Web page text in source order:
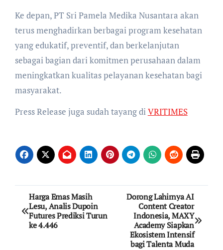
Ke depan, PT Sri Pamela Medika Nusantara akan
terus menghadirkan berbagai program kesehatan
yang edukatif, preventif, dan berkelanjutan
sebagai bagian dari komitmen perusahaan dalam
meningkatkan kualitas pelayanan kesehatan bagi
masyarakat.
Press Release juga sudah tayang diVRITIMES
Post
navigation
Harga Emas Masih
Lesu, Analis Dupoin
Futures Prediksi Turun
ke 4.446
Dorong Lahirnya AI
Content Creator
Indonesia, MAXY
Academy Siapkan
Ekosistem Intensif
bagi Talenta Muda